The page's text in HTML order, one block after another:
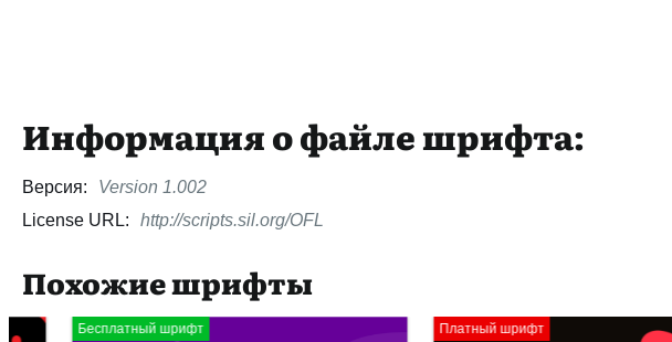
Информация о файле шрифта:
Версия:
Version 1.002
License URL:
http://scripts.sil.org/OFL
Похожие шрифты
Бесплатный шрифт Платный шрифт